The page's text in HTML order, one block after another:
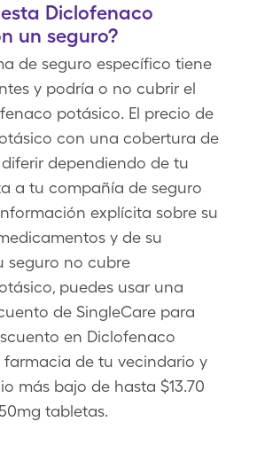
Diclofenaco
un seguro?
de seguro específico tiene
y podría o no cubrir el
potásico. El precio de
con una cobertura de
dependiendo de tu
a tu compañía de seguro
explícita sobre su
y de su
seguro no cubre
puedes usar una
de SingleCare para
en Diclofenaco
de tu vecindario y
más bajo de hasta $13.70
tabletas.